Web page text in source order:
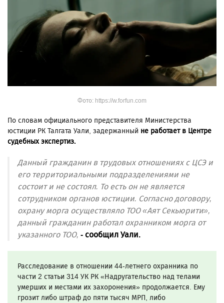
Фото: https://w.forfun.com
По словам официального представителя Министерства
юстиции РК Талгата Уали, задержанный не работает в Центре
судебных экспертиз.
Данный гражданин в трудовых отношениях с ЦСЭ и
его территориальными подразделениями не
состоит и не состоял. То есть он не является
сотрудником органов юстиции. Согласно договору,
охрану морга осуществляло ТОО «Аят Секьюрити»,
данный гражданин работал охранником морга от
указанного ТОО, - сообщил Уали.
Расследование в отношении 44-летнего охранника по
части 2 статьи 314 УК РК «Надругательство над телами
умерших и местами их захоронения» продолжается. Ему
грозит либо штраф до пяти тысяч МРП, либо